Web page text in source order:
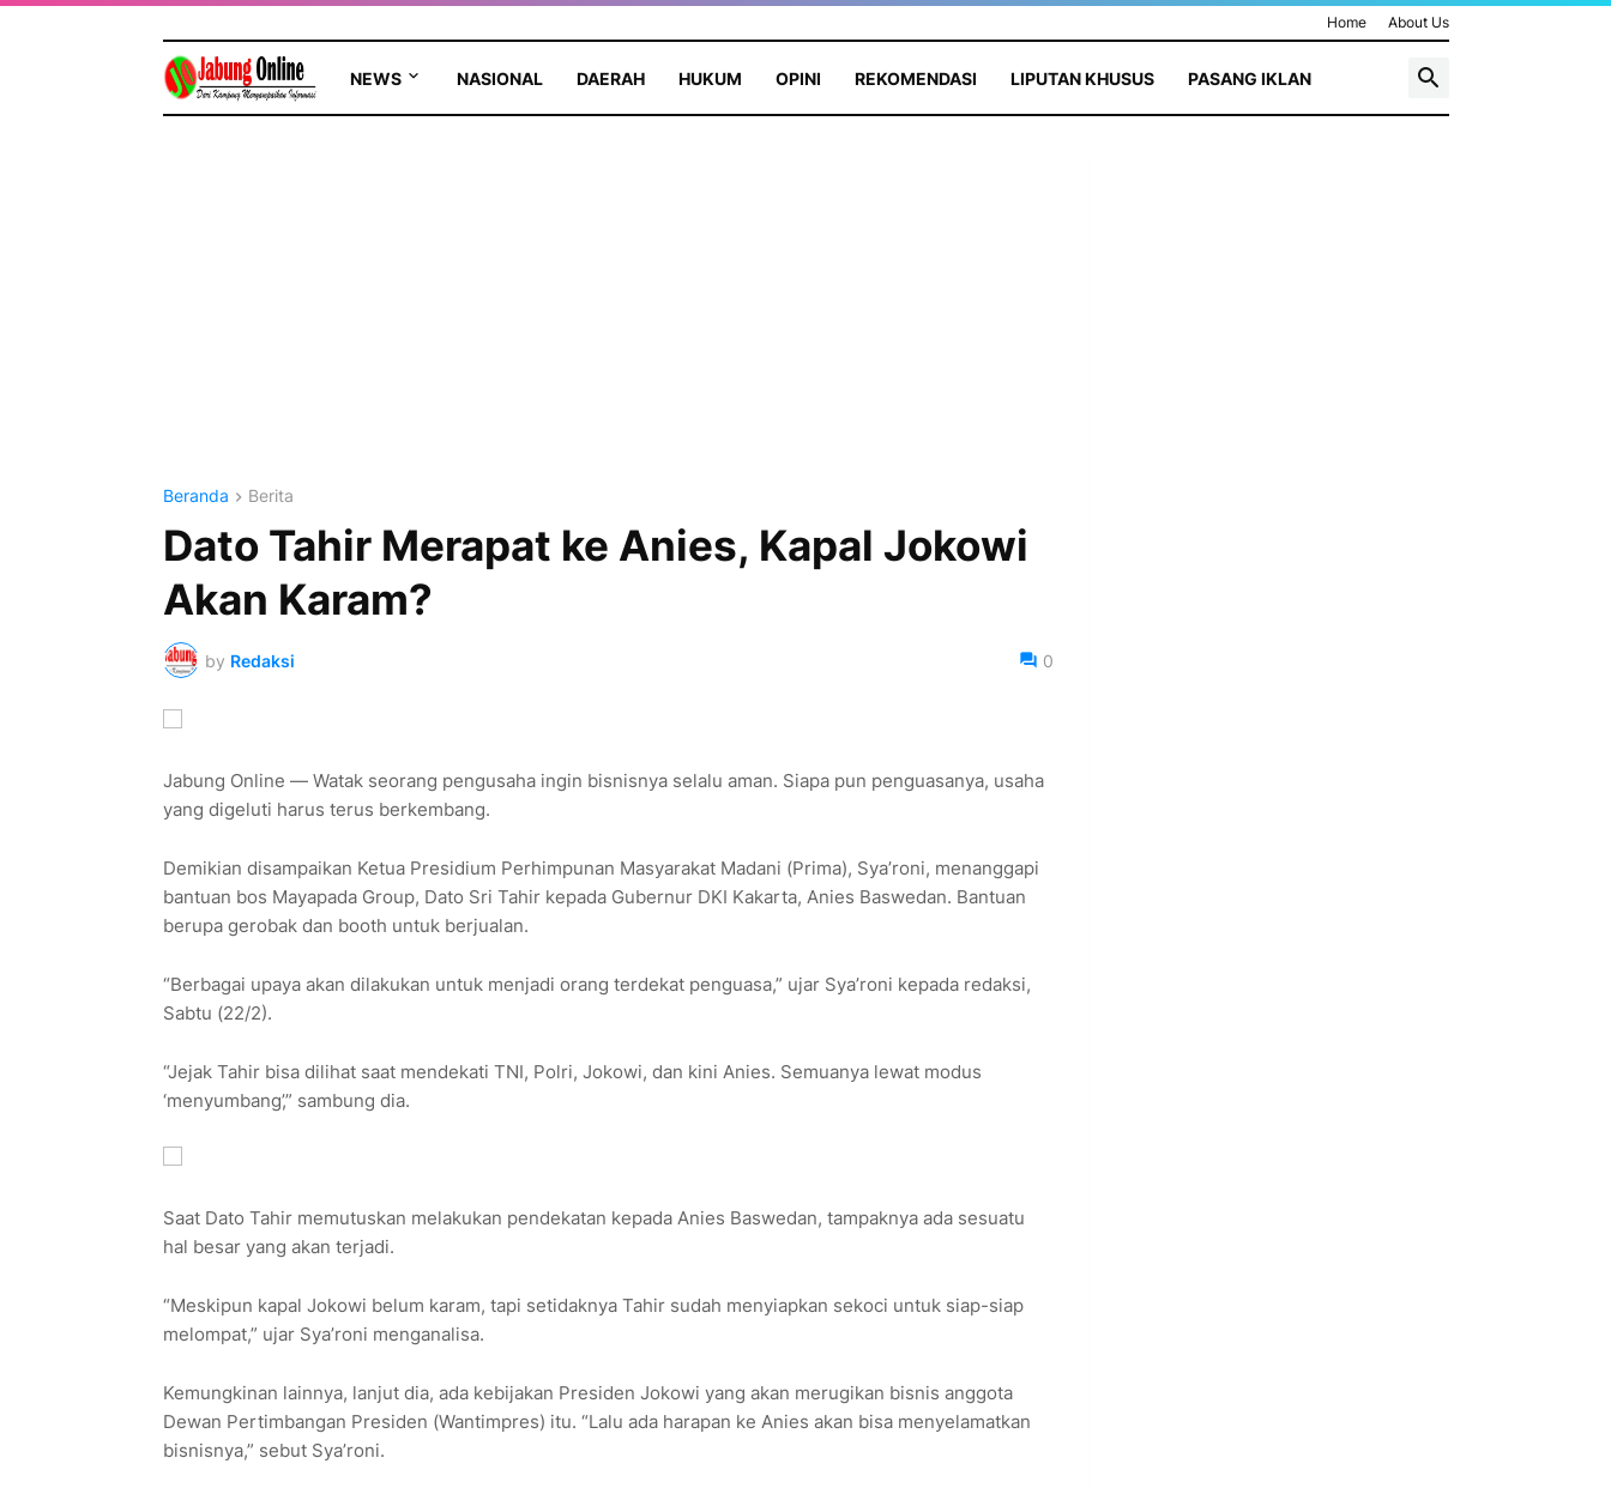
Home About Us
NEWS NASIONAL DAERAH HUKUM OPINI REKOMENDASI LIPUTAN KHUSUS PASANG IKLAN
Beranda Berita
Dato Tahir Merapat ke Anies, Kapal Jokowi
Akan Karam?
by Redaksi 0
Jabung Online — Watak seorang pengusaha ingin bisnisnya selalu aman. Siapa pun penguasanya, usaha
yang digeluti harus terus berkembang.
Demikian disampaikan Ketua Presidium Perhimpunan Masyarakat Madani (Prima), Sya’roni, menanggapi
bantuan bos Mayapada Group, Dato Sri Tahir kepada Gubernur DKI Kakarta, Anies Baswedan. Bantuan
berupa gerobak dan booth untuk berjualan.
“Berbagai upaya akan dilakukan untuk menjadi orang terdekat penguasa,” ujar Sya’roni kepada redaksi,
Sabtu (22/2).
“Jejak Tahir bisa dilihat saat mendekati TNI, Polri, Jokowi, dan kini Anies. Semuanya lewat modus
‘menyumbang’,” sambung dia.
Saat Dato Tahir memutuskan melakukan pendekatan kepada Anies Baswedan, tampaknya ada sesuatu
hal besar yang akan terjadi.
“Meskipun kapal Jokowi belum karam, tapi setidaknya Tahir sudah menyiapkan sekoci untuk siap-siap
melompat,” ujar Sya’roni menganalisa.
Kemungkinan lainnya, lanjut dia, ada kebijakan Presiden Jokowi yang akan merugikan bisnis anggota
Dewan Pertimbangan Presiden (Wantimpres) itu. “Lalu ada harapan ke Anies akan bisa menyelamatkan
bisnisnya,” sebut Sya’roni.